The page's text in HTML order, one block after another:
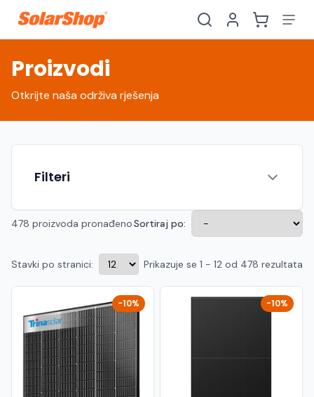
Hrvatski EN
Crnogorski
MK Македонски
Proizvodi
Otkrijte naša održiva rješenja
Filteri
478 proizvoda pronađenoSortiraj po:
Stavki po stranici: Prikazuje se 1 - 12 od 478 rezultata
-10% -10%